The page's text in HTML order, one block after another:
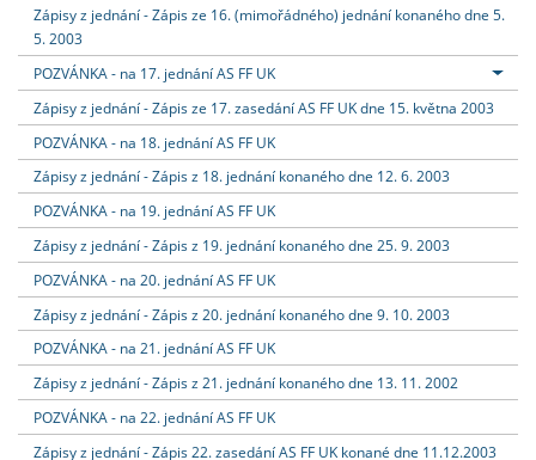
Zápisy z jednání - Zápis ze 16. (mimořádného) jednání konaného dne 5.
5. 2003
POZVÁNKA - na 17. jednání AS FF UK
Zápisy z jednání - Zápis ze 17. zasedání AS FF UK dne 15. května 2003
POZVÁNKA - na 18. jednání AS FF UK
Zápisy z jednání - Zápis z 18. jednání konaného dne 12. 6. 2003
POZVÁNKA - na 19. jednání AS FF UK
Zápisy z jednání - Zápis z 19. jednání konaného dne 25. 9. 2003
POZVÁNKA - na 20. jednání AS FF UK
Zápisy z jednání - Zápis z 20. jednání konaného dne 9. 10. 2003
POZVÁNKA - na 21. jednání AS FF UK
Zápisy z jednání - Zápis z 21. jednání konaného dne 13. 11. 2002
POZVÁNKA - na 22. jednání AS FF UK
Zápisy z jednání - Zápis 22. zasedání AS FF UK konané dne 11.12.2003